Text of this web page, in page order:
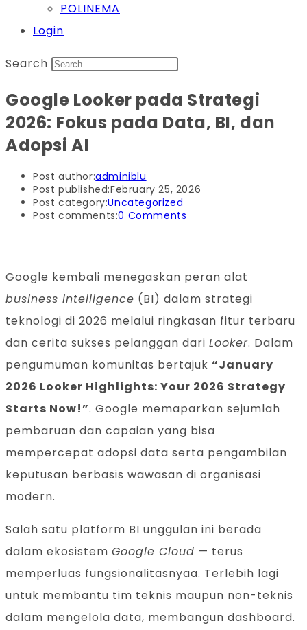
POLINEMA
Login
Search
Google Looker pada Strategi
2026: Fokus pada Data, BI, dan
Adopsi AI
Post author:adminiblu
Post published:February 25, 2026
Post category:Uncategorized
Post comments:0 Comments
Google kembali menegaskan peran alat
business intelligence (BI) dalam strategi
teknologi di 2026 melalui ringkasan fitur terbaru
dan cerita sukses pelanggan dari Looker. Dalam
pengumuman komunitas bertajuk “January
2026 Looker Highlights: Your 2026 Strategy
Starts Now!”. Google memaparkan sejumlah
pembaruan dan capaian yang bisa
mempercepat adopsi data serta pengambilan
keputusan berbasis wawasan di organisasi
modern.
Salah satu platform BI unggulan ini berada
dalam ekosistem Google Cloud — terus
memperluas fungsionalitasnyaa. Terlebih lagi
untuk membantu tim teknis maupun non-teknis
dalam mengelola data, membangun dashboard.